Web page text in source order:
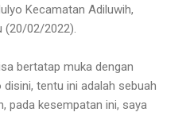
Kecamatan Adiluwih,
(20/02/2022).
bertatap muka dengan
tentu ini adalah sebuah
pada kesempatan ini, saya